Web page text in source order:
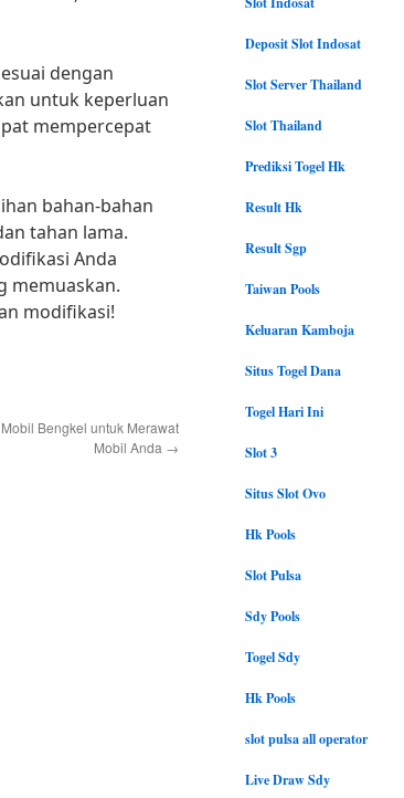
dengan
untuk keperluan
mempercepat
bahan-bahan
tahan lama.
Anda
memuaskan.
modifikasi!
Bengkel untuk Merawat
Mobil Anda →
Deposit Slot Indosat
Slot Server Thailand
Slot Thailand
Prediksi Togel Hk
Result Hk
Result Sgp
Taiwan Pools
Keluaran Kamboja
Situs Togel Dana
Togel Hari Ini
Slot 3
Situs Slot Ovo
Hk Pools
Slot Pulsa
Sdy Pools
Togel Sdy
Hk Pools
slot pulsa all operator
Live Draw Sdy